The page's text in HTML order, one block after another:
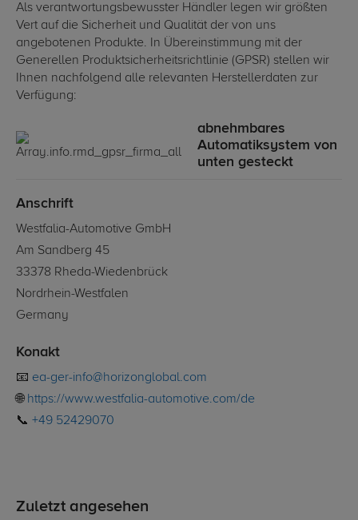
Als verantwortungsbewusster Händler legen wir größten
Vert auf die Sicherheit und Qualität der von uns
angebotenen Produkte. In Übereinstimmung mit der
Generellen Produktsicherheitsrichtlinie (GPSR) stellen wir
Ihnen nachfolgend alle relevanten Herstellerdaten zur
Verfügung:
abnehmbares
Automatiksystem von
unten gesteckt
Anschrift
Westfalia-Automotive GmbH
Am Sandberg 45
33378 Rheda-Wiedenbrück
Nordrhein-Westfalen
Germany
Konakt
📧 ea-ger-info@horizonglobal.com
🌐 https://www.westfalia-automotive.com/de
📞 +49 52429070
Zuletzt angesehen